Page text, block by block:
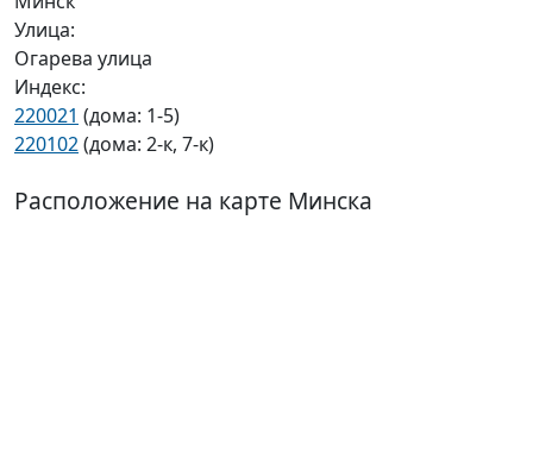
Улица:
Огарева улица
Индекс:
220021 (дома: 1-5)
220102(дома: 2-к, 7-к)
Расположение на карте Минска